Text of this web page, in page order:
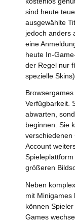
sind heute
ausgewählte
jedoch anders
eine
heute In-
der Regel nur
spezielle
Verfügbarkeit.
abwarten,
beginnen. Sie
verschiedenen
Account
größeren
Neben
mit Minigames
können
Games